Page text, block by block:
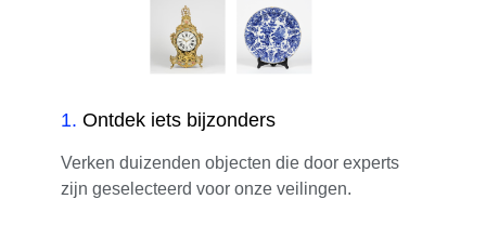
1. Ontdek iets bijzonders
Verken duizenden objecten die door experts
zijn geselecteerd voor onze veilingen.